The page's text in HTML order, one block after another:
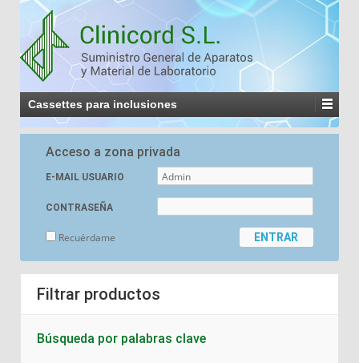
Cassettes para inclusiones
Acceso a zona privada
E-MAIL USUARIO
CONTRASEÑA
Recuérdame
Filtrar productos
Búsqueda por palabras clave